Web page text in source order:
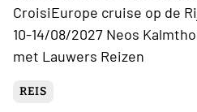
CroisiEurope cruise op de
10-14/08/2027 Neos
met Lauwers Reizen
REIS